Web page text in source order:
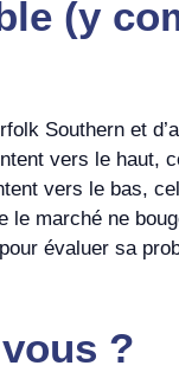
(y
Southern et
vers le haut,
vers le bas,
marché ne
évaluer sa
?